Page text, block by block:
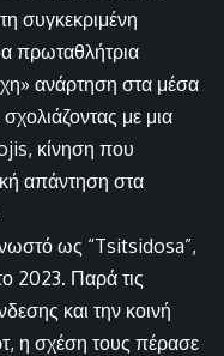
συγκεκριμένη
πρωταθλήτρια
ανάρτηση στα μέσα
με μια
κίνηση που
απάντηση στα
ως “Tsitsidosa”,
2023. Παρά τις
και την κοινή
η σχέση τους πέρασε